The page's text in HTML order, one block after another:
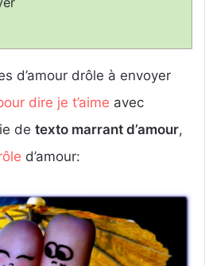
d’amour drôle à envoyer
dire je t’aime avec
de texto marrant d’amour,
d’amour: